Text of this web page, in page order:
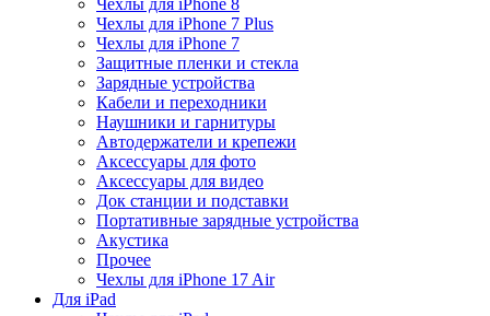
Чехлы для iPhone 8
Чехлы для iPhone 7 Plus
Чехлы для iPhone 7
Защитные пленки и стекла
Зарядные устройства
Кабели и переходники
Наушники и гарнитуры
Автодержатели и крепежи
Аксессуары для фото
Аксессуары для видео
Док станции и подставки
Портативные зарядные устройства
Акустика
Прочее
Чехлы для iPhone 17 Air
Для iPad